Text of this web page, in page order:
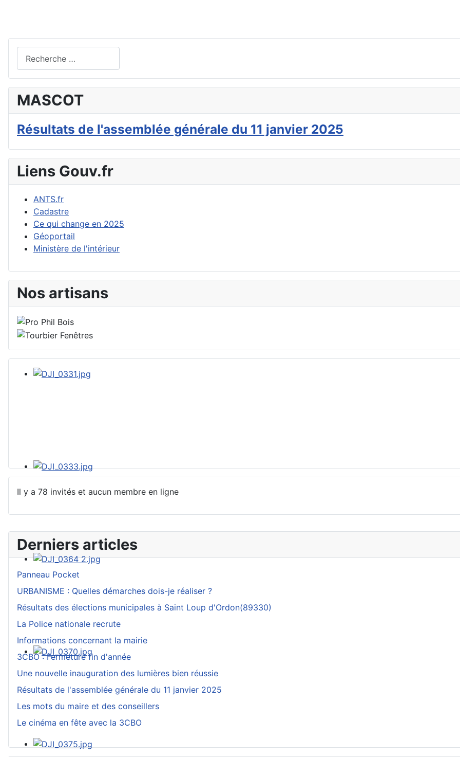
Derniers articles
Panneau Pocket
URBANISME : Quelles démarches dois-je réaliser ?
Résultats des élections municipales à Saint Loup d'Ordon(89330)
La Police nationale recrute
Informations concernant la mairie
3CBO : Fermeture fin d'année
Une nouvelle inauguration des lumières bien réussie
Résultats de l'assemblée générale du 11 janvier 2025
Les mots du maire et des conseillers
Le cinéma en fête avec la 3CBO
Type 2 or more characters for results.
MASCOT
Résultats de l'assemblée générale du 11 janvier 2025
Liens Gouv.fr
ANTS.fr
Cadastre
Ce qui change en 2025
Géoportail
Ministère de l'intérieur
Nos artisans
Il y a 78 invités et aucun membre en ligne